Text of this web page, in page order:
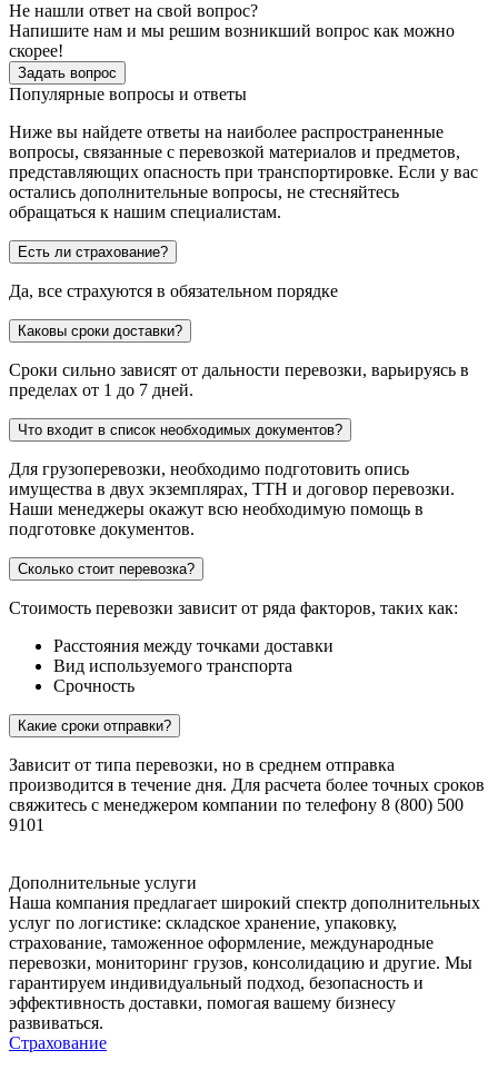
Не нашли ответ на свой вопрос?
Напишите нам и мы решим возникший вопрос как можно
скорее!
Задать вопрос
Популярные вопросы и ответы
Ниже вы найдете ответы на наиболее распространенные
вопросы, связанные с перевозкой материалов и предметов,
представляющих опасность при транспортировке. Если у вас
остались дополнительные вопросы, не стесняйтесь
обращаться к нашим специалистам.
Есть ли страхование?
Да, все страхуются в обязательном порядке
Каковы сроки доставки?
Сроки сильно зависят от дальности перевозки, варьируясь в
пределах от 1 до 7 дней.
Что входит в список необходимых документов?
Для грузоперевозки, необходимо подготовить опись
имущества в двух экземплярах, ТТН и договор перевозки.
Наши менеджеры окажут всю необходимую помощь в
подготовке документов.
Сколько стоит перевозка?
Стоимость перевозки зависит от ряда факторов, таких как:
Расстояния между точками доставки
Вид используемого транспорта
Срочность
Какие сроки отправки?
Зависит от типа перевозки, но в среднем отправка
производится в течение дня. Для расчета более точных сроков
свяжитесь с менеджером компании по телефону 8 (800) 500
9101
Дополнительные услуги
Наша компания предлагает широкий спектр дополнительных
услуг по логистике: складское хранение, упаковку,
страхование, таможенное оформление, международные
перевозки, мониторинг грузов, консолидацию и другие. Мы
гарантируем индивидуальный подход, безопасность и
эффективность доставки, помогая вашему бизнесу
развиваться.
Страхование